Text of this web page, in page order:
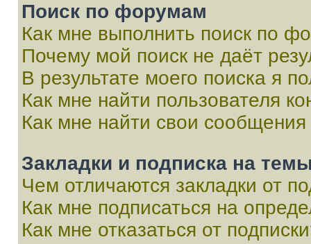
Поиск по форумам
Как мне выполнить поиск по
Почему мой поиск не даёт
В результате моего поиска я
Как мне найти пользователя
Как мне найти свои
Закладки и подписка на
Чем отличаются закладки от
Как мне подписаться на
Как мне отказаться от